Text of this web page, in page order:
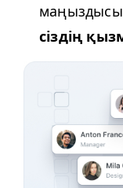
сіздің